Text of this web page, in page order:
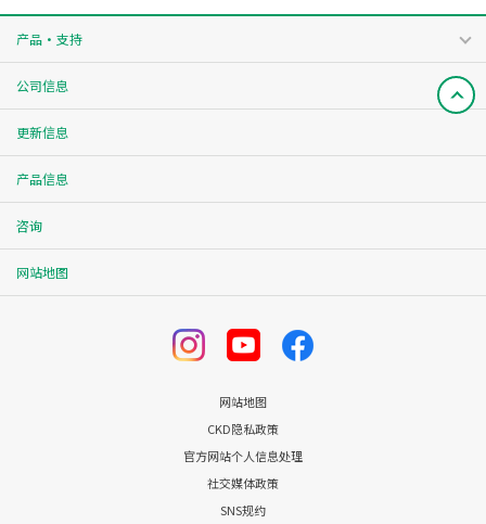
产品・支持
公司信息
更新信息
产品信息
咨询
网站地图
网站地图
CKD隐私政策
官方网站个人信息处理
社交媒体政策
SNS规约